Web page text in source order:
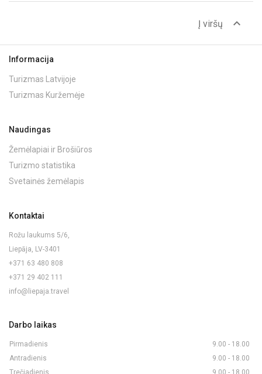
Į viršų expand_less
Informacija
Turizmas Latvijoje
Turizmas Kuržemėje
Naudingas
Žemėlapiai ir Brošiūros
Turizmo statistika
Svetainės žemėlapis
Kontaktai
Rožu laukums 5/6,
Liepāja, LV-3401
+371 63 480 808
+371 29 402 111
info@liepaja.travel
Darbo laikas
Pirmadienis
9.00 - 18.00
Antradienis
9.00 - 18.00
Trečiadienis
9.00 - 18.00